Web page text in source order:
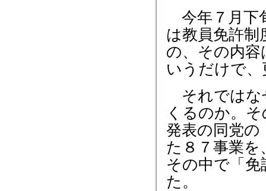
今年７月下
は教員免許制
の、その内容
いうだけで
それではな
くるのか。
発表の同党の
た８７事業
その中で「
た。